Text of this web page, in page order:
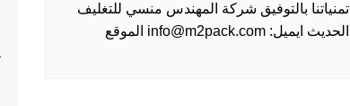
تمنياتنا بالتوفيق شركة المهندس منسي للتغليف
الحديث ايميل: info@m2pack.com الموقع